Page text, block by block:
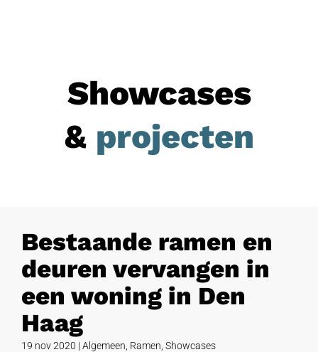
Showcases
& projecten
Bestaande ramen en
deuren vervangen in
een woning in Den
Haag
19 nov 2020 | Algemeen Ramen Showcases